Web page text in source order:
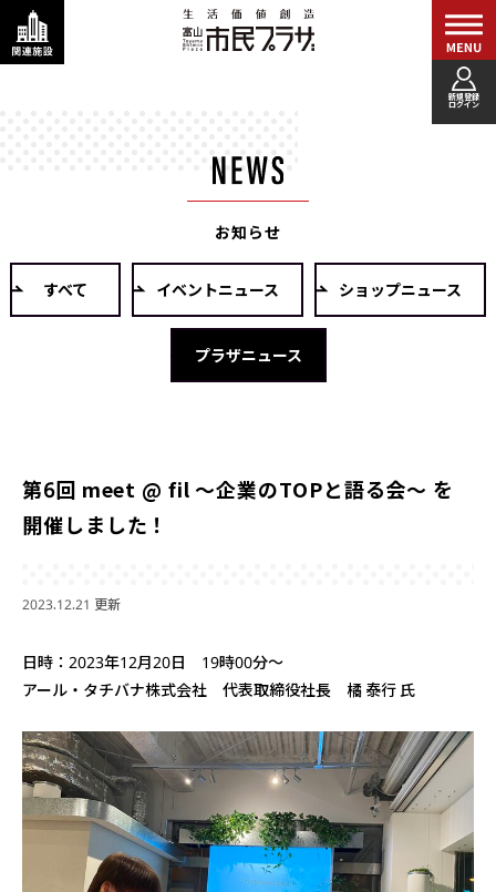
新規登録
ログイン
お知らせ
すべて イベントニュース ショップニュース
プラザニュース
第6回 meet @ fil ～企業のTOPと語る会～ を
開催しました！
2023.12.21 更新
日時：2023年12月20日 19時00分～
アール・タチバナ株式会社 代表取締役社長 橘 泰行 氏